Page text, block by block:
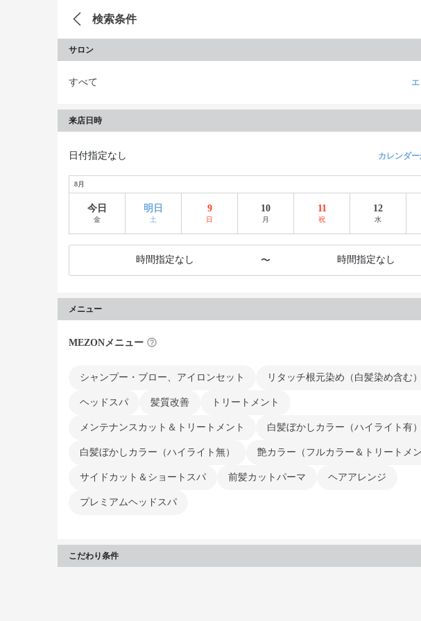
検索条件
サロン
すべて
来店日時
日付指定なし カレンダ
8月
今日
金
明日
土
9
日
10
月
11
祝
12
水
時間指定なし 〜 時間指定なし
メニュー
MEZONメニュー
シャンプー・ブロー、アイロンセット リタッチ根元染め（白髪染め含む）
ヘッドスパ 髪質改善 トリートメント
メンテナンスカット＆トリートメント 白髪ぼかしカラー（ハイライト有）
白髪ぼかしカラー（ハイライト無） 艶カラー（フルカラー＆トリートメン
サイドカット＆ショートスパ 前髪カットパーマ ヘアアレンジ
プレミアムヘッドスパ
こだわり条件